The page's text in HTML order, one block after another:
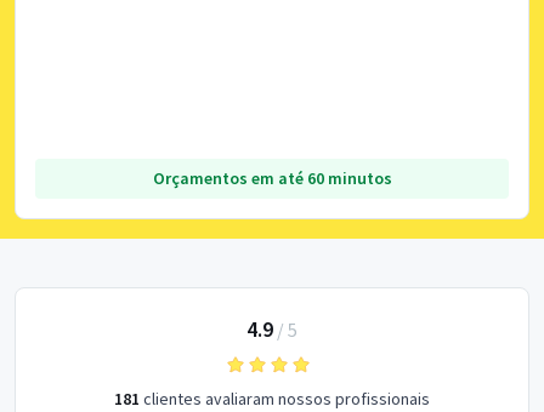
Orçamentos em até 60 minutos
4.9 / 5
181 clientes avaliaram nossos profissionais